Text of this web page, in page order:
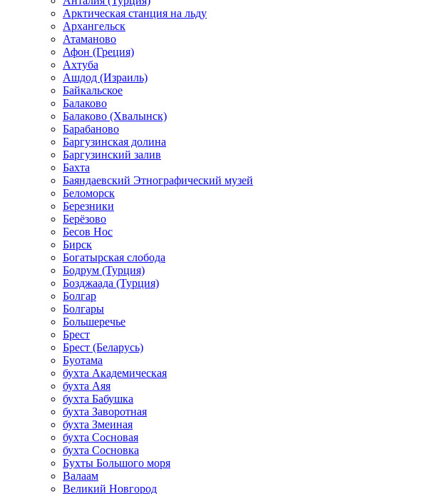
Арктическая станция на льду
Архангельск
Атаманово
Афон (Греция)
Ахтуба
Ашдод (Израиль)
Байкальское
Балаково
Балаково (Хвалынск)
Барабаново
Баргузинская долина
Баргузинский залив
Бахта
Баяндаевский Этнографический музей
Беломорск
Березники
Берёзово
Бесов Нос
Бирск
Богатырская слобода
Бодрум (Турция)
Бозджаада (Турция)
Болгар
Болгары
Большеречье
Брест
Брест (Беларусь)
Буотама
бухта Академическая
бухта Аяя
бухта Бабушка
бухта Заворотная
бухта Змеиная
бухта Сосновая
бухта Сосновка
Бухты Большого моря
Валаам
Великий Новгород